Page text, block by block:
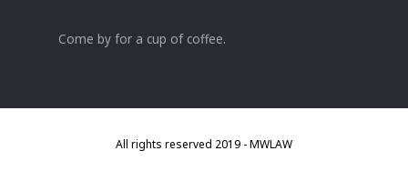
Come by for a cup of coffee.
All rights reserved 2019 - MWLAW